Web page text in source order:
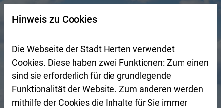
Zur Startseite (Schnelltaste 0)
Zum Seitenanfang springen (Schnelltaste A)
Zur Navigation/Menü springen (Schnelltaste M)
Zur Suche springen (Schnelltaste 8)
Zum Inhalt springen (Schnelltaste I)
Zum Fußbereich springen (Schnelltaste Z)
Suchseite mit Schnellsuche
Hinweis zu Cookies
Die Webseite der Stadt Herten verwendet
Cookies. Diese haben zwei Funktionen: Zum einen
sind sie erforderlich für die grundlegende
Funktionalität der Website. Zum anderen werden
mithilfe der Cookies die Inhalte für Sie immer